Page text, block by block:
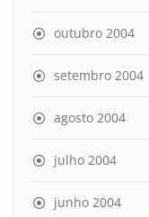
outubro 2004
setembro 2004
agosto 2004
julho 2004
junho 2004